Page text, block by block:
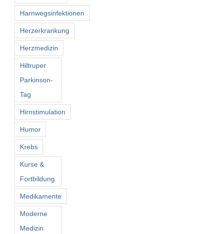
Harnwegsinfektionen
Herzerkrankung
Herzmedizin
Hiltruper
Parkinson-
Tag
Hirnstimulation
Humor
Krebs
Kurse &
Fortbildung
Medikamente
Moderne
Medizin